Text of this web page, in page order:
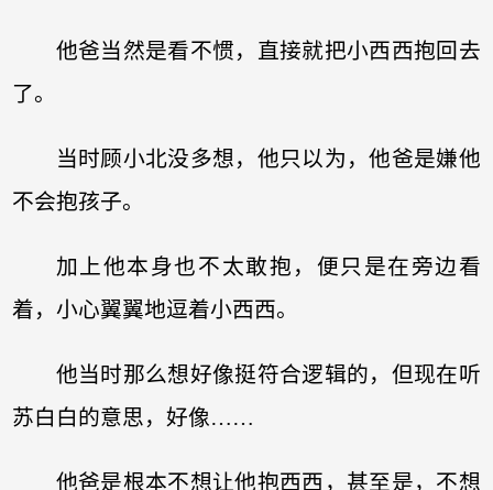
他爸当然是看不惯，直接就把小西西抱回去
了。
当时顾小北没多想，他只以为，他爸是嫌他
不会抱孩子。
加上他本身也不太敢抱，便只是在旁边看
着，小心翼翼地逗着小西西。
他当时那么想好像挺符合逻辑的，但现在听
苏白白的意思，好像……
他爸是根本不想让他抱西西，甚至是，不想